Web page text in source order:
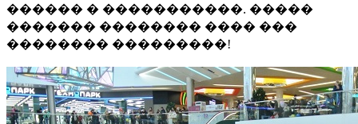
������ � �����������. �����
������� �������� ���� ���
�������� ���������!